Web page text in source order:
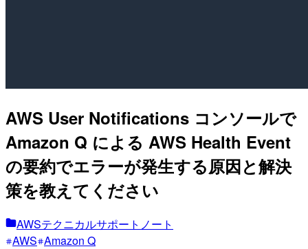
AWS User Notifications コンソールで
Amazon Q による AWS Health Event
の要約でエラーが発生する原因と解決
策を教えてください
AWSテクニカルサポートノート
AWS Amazon Q